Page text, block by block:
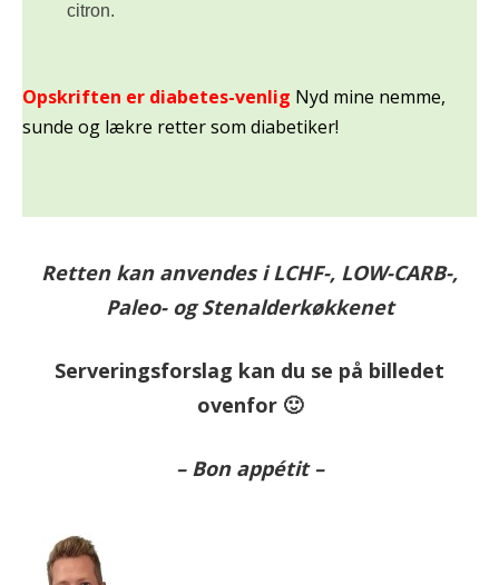
citron.
Opskriften er diabetes-venlig Nyd mine nemme,
sunde og lækre retter som diabetiker!
Retten kan anvendes i LCHF-, LOW-CARB-,
Paleo- og Stenalderkøkkenet
Serveringsforslag kan du se på billedet
ovenfor 🙂
– Bon appétit –